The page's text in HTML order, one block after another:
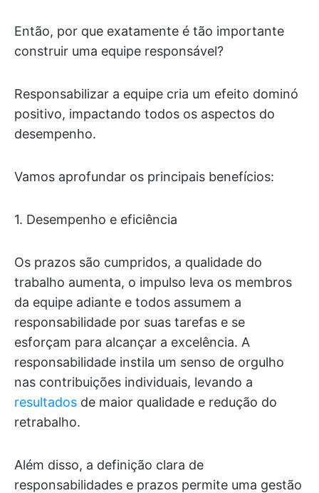
Então, por que exatamente é tão importante
construir uma equipe responsável?
Responsabilizar a equipe cria um efeito dominó
positivo, impactando todos os aspectos do
desempenho.
Vamos aprofundar os principais benefícios:
1. Desempenho e eficiência
Os prazos são cumpridos, a qualidade do
trabalho aumenta, o impulso leva os membros
da equipe adiante e todos assumem a
responsabilidade por suas tarefas e se
esforçam para alcançar a excelência. A
responsabilidade instila um senso de orgulho
nas contribuições individuais, levando a
resultados de maior qualidade e redução do
retrabalho.
Além disso, a definição clara de
responsabilidades e prazos permite uma gestão